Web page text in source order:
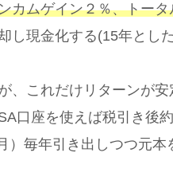
カムゲイン２％、トー
し現金化する(15年とし
、これだけリターンが
口座を使えば税引き後
）毎年引き出しつつ元本